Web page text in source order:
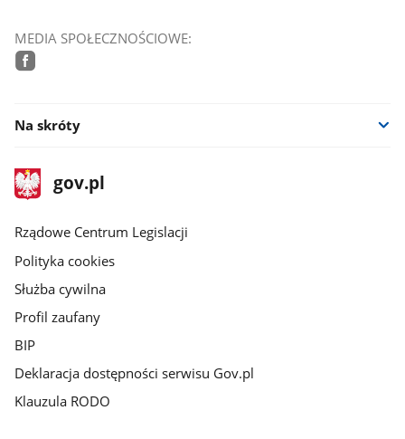
MEDIA SPOŁECZNOŚCIOWE:
Na skróty
stopka
gov.plStrona
gov.pl
Rządowe Centrum Legislacji
Polityka cookies
Służba cywilna
Profil zaufany
BIP
Deklaracja dostępności serwisu Gov.pl
Klauzula RODO